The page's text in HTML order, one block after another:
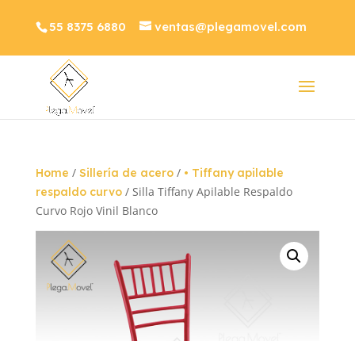
55 8375 6880 ventas@plegamovel.com
Home / Sillería de acero/ • Tiffany apilable
respaldo curvo/ Silla Tiffany Apilable Respaldo
Curvo Rojo Vinil Blanco